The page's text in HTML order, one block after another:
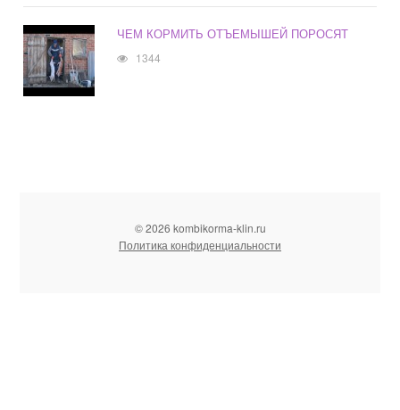
ЧЕМ КОРМИТЬ ОТЪЕМЫШЕЙ ПОРОСЯТ
1344
© 2026 kombikorma-klin.ru
Политика конфиденциальности